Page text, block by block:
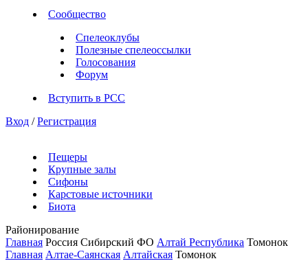
Сообщество
Спелеоклубы
Полезные спелеоссылки
Голосования
Форум
Вступить в РСС
Вход / Регистрация
Пещеры
Крупные залы
Сифоны
Карстовые источники
Биота
Районирование
Главная Россия Сибирский ФО Алтай Республика Томонок
Главная Алтае-Саянская Алтайская Томонок